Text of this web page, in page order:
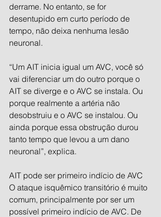
derrame. No entanto, se for
desentupido em curto período de
tempo, não deixa nenhuma lesão
neuronal.
“Um AIT inicia igual um AVC, você só
vai diferenciar um do outro porque o
AIT se diverge e o AVC se instala. Ou
porque realmente a artéria não
desobstruiu e o AVC se instalou. Ou
ainda porque essa obstrução durou
tanto tempo que levou a um dano
neuronal”, explica.
AIT pode ser primeiro indício de AVC
O ataque isquêmico transitório é muito
comum, principalmente por ser um
possível primeiro indício de AVC. De